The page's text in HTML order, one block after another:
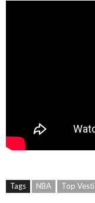
Tags NBA Top Vesti